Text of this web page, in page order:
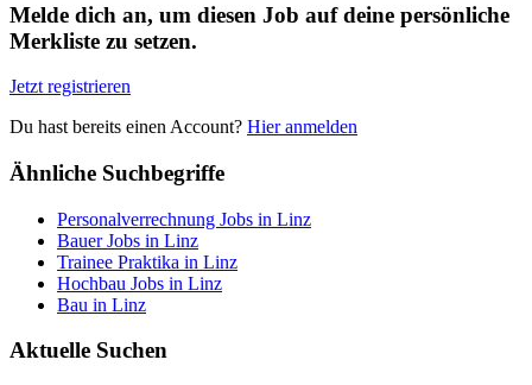
Melde dich an, um diesen Job auf deine persönliche
Merkliste zu setzen.
Jetzt registrieren
Du hast bereits einen Account? Hier anmelden
Ähnliche Suchbegriffe
Personalverrechnung Jobs in Linz
Bauer Jobs in Linz
Trainee Praktika in Linz
Hochbau Jobs in Linz
Bau in Linz
Aktuelle Suchen